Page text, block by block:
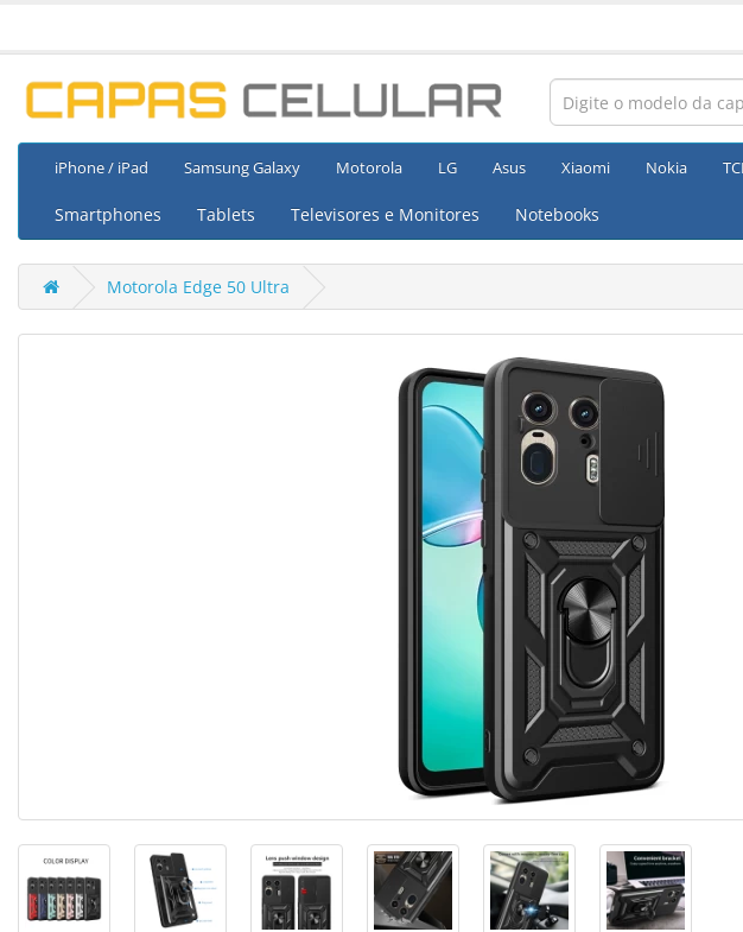
iPhone / iPad Samsung Galaxy Motorola LG Asus Xiaomi Nokia
Smartphones Tablets Televisores e Monitores Notebooks
Motorola Edge 50 Ultra